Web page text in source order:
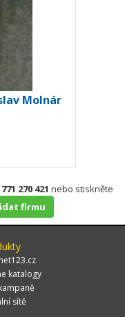
Molnár
270 421 nebo stiskněte
firmu
katalogy
sítě